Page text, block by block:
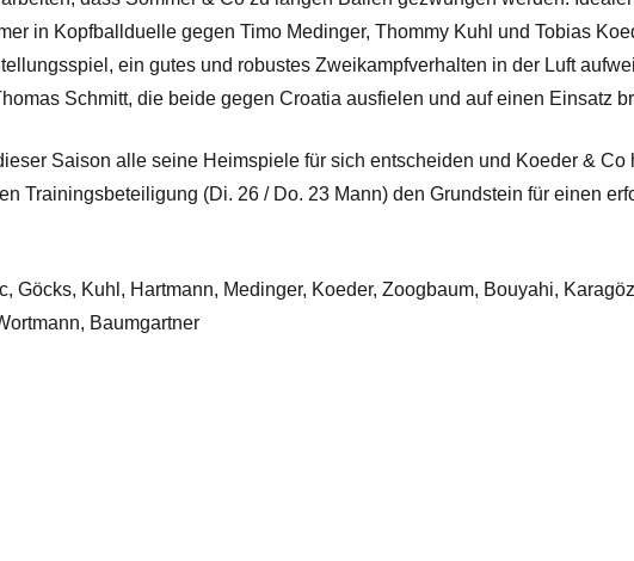
in Kopfballduelle gegen Timo Medinger, Thommy Kuhl und Tobias
ein gutes und robustes Zweikampfverhalten in der Luft
Schmitt, die beide gegen Croatia ausfielen und auf einen Einsatz
Saison alle seine Heimspiele für sich entscheiden und Koeder & Co
Trainingsbeteiligung (Di. 26 / Do. 23 Mann) den Grundstein für einen
Göcks, Kuhl, Hartmann, Medinger, Koeder, Zoogbaum, Bouyahi,
Baumgartner